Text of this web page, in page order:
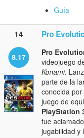
Guía
14 Pro
8.17 Pro
videojuego
Konami.
parte de la
conocida
juego de
PlayStation
fue
jugabilidad y